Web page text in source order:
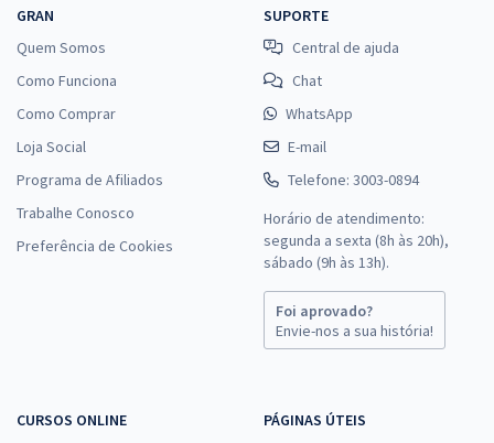
GRAN
Quem Somos
Como Funciona
Como Comprar
Loja Social
Programa de Afiliados
Trabalhe Conosco
Preferência de Cookies
SUPORTE
Central de ajuda
Chat
WhatsApp
E-mail
Telefone: 3003-0894
Horário de atendimento:
segunda a sexta (8h às 20h),
sábado (9h às 13h).
Foi aprovado?
Envie-nos a sua história!
CURSOS ONLINE
PÁGINAS ÚTEIS